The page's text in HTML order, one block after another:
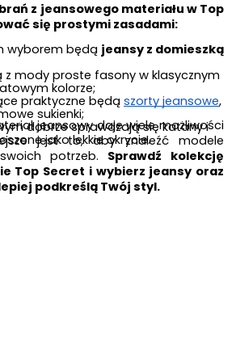
z jeansowego materiału w Top
się prostymi zasadami:
wyborem będą jeansy z domieszką
z mody proste fasony w klasycznym
kolorze;
praktyczne będą szorty jeansowe,
sukienki;
w okresie przejściowym dobrze sprawdzają się katany i
jako lekkie okrycie.
jeansowy daje wiele możliwości
jest to, aby znaleźć modele
potrzeb. Sprawdź kolekcję
Top Secret i wybierz jeansy oraz
podkreślą Twój styl.